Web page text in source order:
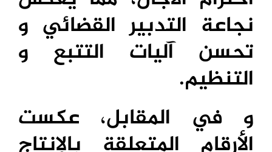
نجاعة التدبير القضائي و
تحسن آليات التتبع و
التنظيم.
و في المقابل، عكست